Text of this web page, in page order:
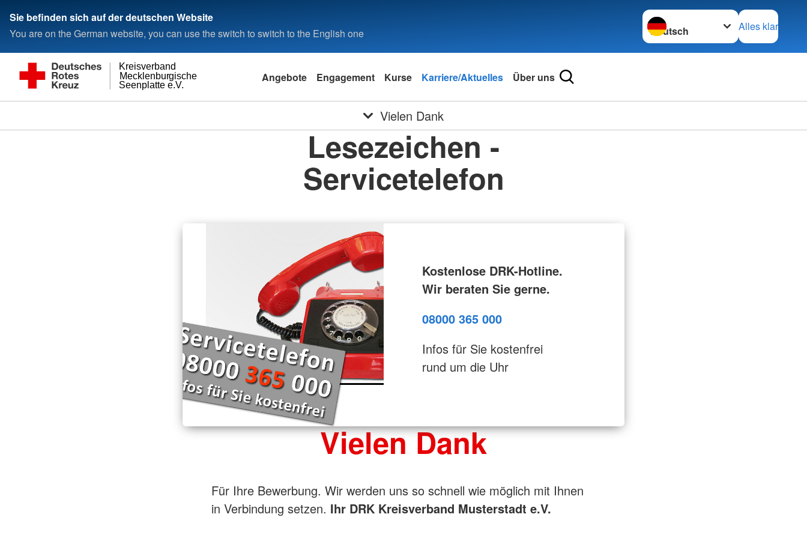
Sie befinden sich auf der deutschen Website
You are on the German website, you can use the switch to switch to the English one
Sprache wechseln zu
Alles klar
Seenplatte e.V.
Mecklenburgische
Kreisverband
Angebote Engagement Kurse Karriere/Aktuelles Über uns
Vielen Dank
Lesezeichen -
Servicetelefon
Kostenlose DRK-Hotline.
Wir beraten Sie gerne.
08000 365 000
Infos für Sie kostenfrei
rund um die Uhr
Vielen Dank
Für Ihre Bewerbung. Wir werden uns so schnell wie möglich mit Ihnen
in Verbindung setzen. Ihr DRK Kreisverband Musterstadt e.V.